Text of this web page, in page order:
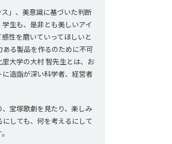
」、美意識に基づいた判断
生も、是非とも美しいアイ
性を磨いていってほしいと
る製品を作るのために不可
大学の大村 智先生とは、お
造詣が深い科学者、経営者
宝塚歌劇を見たり、楽しみ
しても、何を考えるにして